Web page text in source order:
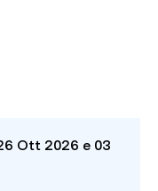
Ott 2026 e 03